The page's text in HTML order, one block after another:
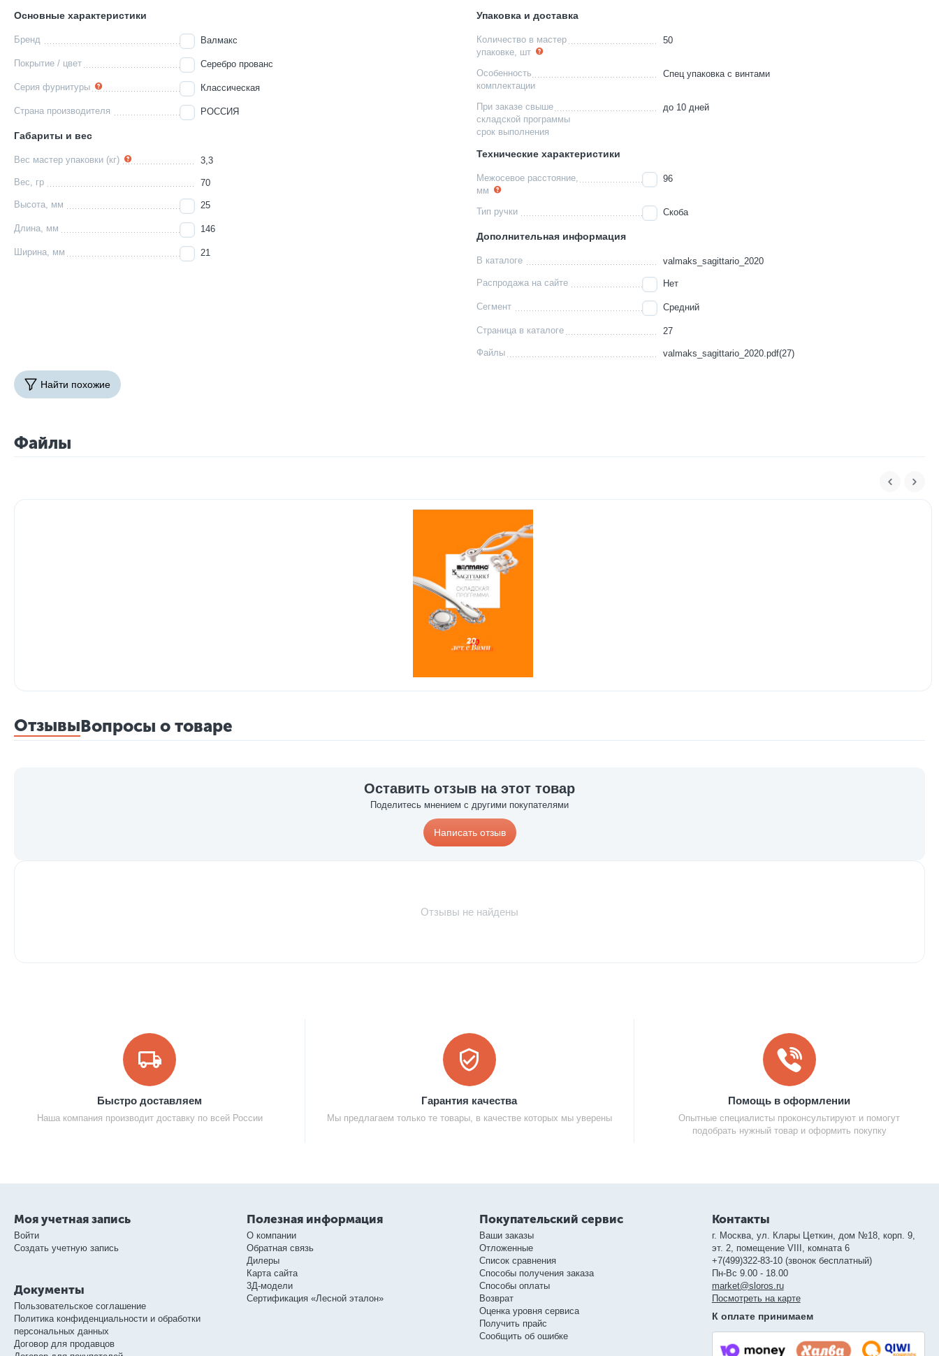
Основные характеристики
Бренд Валмакс
Покрытие / цвет Серебро прованс
Серия фурнитуры Классическая
Страна производителя РОССИЯ
Габариты и вес
Вес мастер упаковки (кг) 3,3
Вес, гр 70
Высота, мм 25
Длина, мм 146
Ширина, мм 21
Упаковка и доставка
Количество в мастер
упаковке, шт
50
Особенность
комплектации
Спец упаковка с винтами
При заказе свыше
складской программы
срок выполнения
до 10 дней
Технические характеристики
Межосевое расстояние,
мм
96
Тип ручки Скоба
Дополнительная информация
В каталоге valmaks_sagittario_2020
Распродажа на сайте Нет
Сегмент Средний
Страница в каталоге 27
Файлы valmaks_sagittario_2020.pdf(27)
Найти похожие
Файлы
ОтзывыВопросы о товаре
Оставить отзыв на этот товар
Поделитесь мнением с другими покупателями
Написать отзыв
Отзывы не найдены
Быстро доставляем
Наша компания производит доставку по всей России
Гарантия качества
Мы предлагаем только те товары, в качестве которых мы уверены
Помощь в оформлении
Опытные специалисты проконсультируют и помогут
подобрать нужный товар и оформить покупку
Моя учетная запись
Войти
Создать учетную запись
Документы
Пользовательское соглашение
Политика конфиденциальности и обработки
персональных данных
Договор для продавцов
Полезная информация
О компании
Обратная связь
Дилеры
Карта сайта
3Д-модели
Сертификация «Лесной эталон»
Покупательский сервис
Ваши заказы
Отложенные
Список сравнения
Способы получения заказа
Способы оплаты
Возврат
Оценка уровня сервиса
Получить прайс
Сообщить об ошибке
Контакты
г. Москва, ул. Клары Цеткин, дом №18, корп. 9,
эт. 2, помещение VIII, комната 6
+7(499)322-83-10 (звонок бесплатный)
Пн-Вс 9.00 - 18.00
market@sloros.ru
Посмотреть на карте
К оплате принимаем